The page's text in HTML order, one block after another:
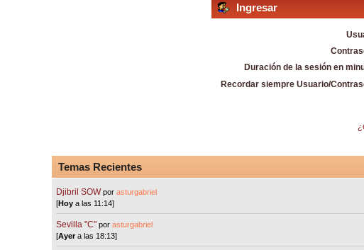
Ingresar
Duración de la sesión en
Recordar siempre Usuario/
Temas Recientes
Djibril SOW porasturgabriel
[Hoy a las 11:14]
Sevilla "C"porasturgabriel
[Ayera las 18:13]